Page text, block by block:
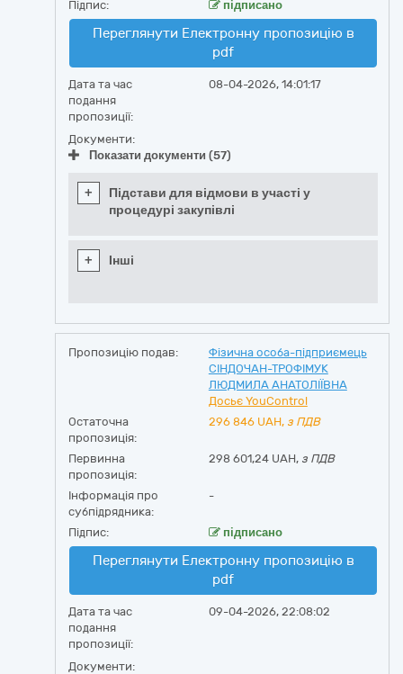
Підпис: підписано
Переглянути Електронну пропозицію в
pdf
Дата та час
подання
пропозиції:
08-04-2026, 14:01:17
Документи:
Показати документи (57)
+
Підстави для відмови в участі у
процедурі закупівлі
+ Інші
Пропозицію подав:
Фізична особа-підприємець
СІНДОЧАН-ТРОФІМУК
ЛЮДМИЛА АНАТОЛІЇВНА
Досьє YouControl
Остаточна
пропозиція:
296 846 UAH, з ПДВ
Первинна
пропозиція:
298 601,24 UAH, з ПДВ
Інформація про
субпідрядника:
-
Підпис: підписано
Переглянути Електронну пропозицію в
pdf
Дата та час
подання
пропозиції:
09-04-2026, 22:08:02
Документи: